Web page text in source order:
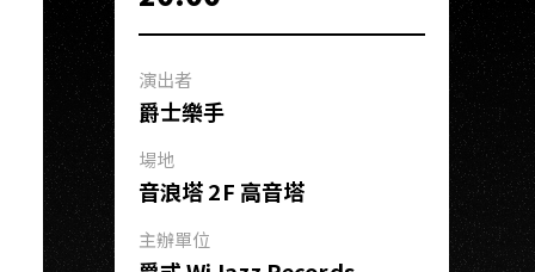
演出者
爵士樂手
場地
音浪塔 2F 高音塔
主辦單位